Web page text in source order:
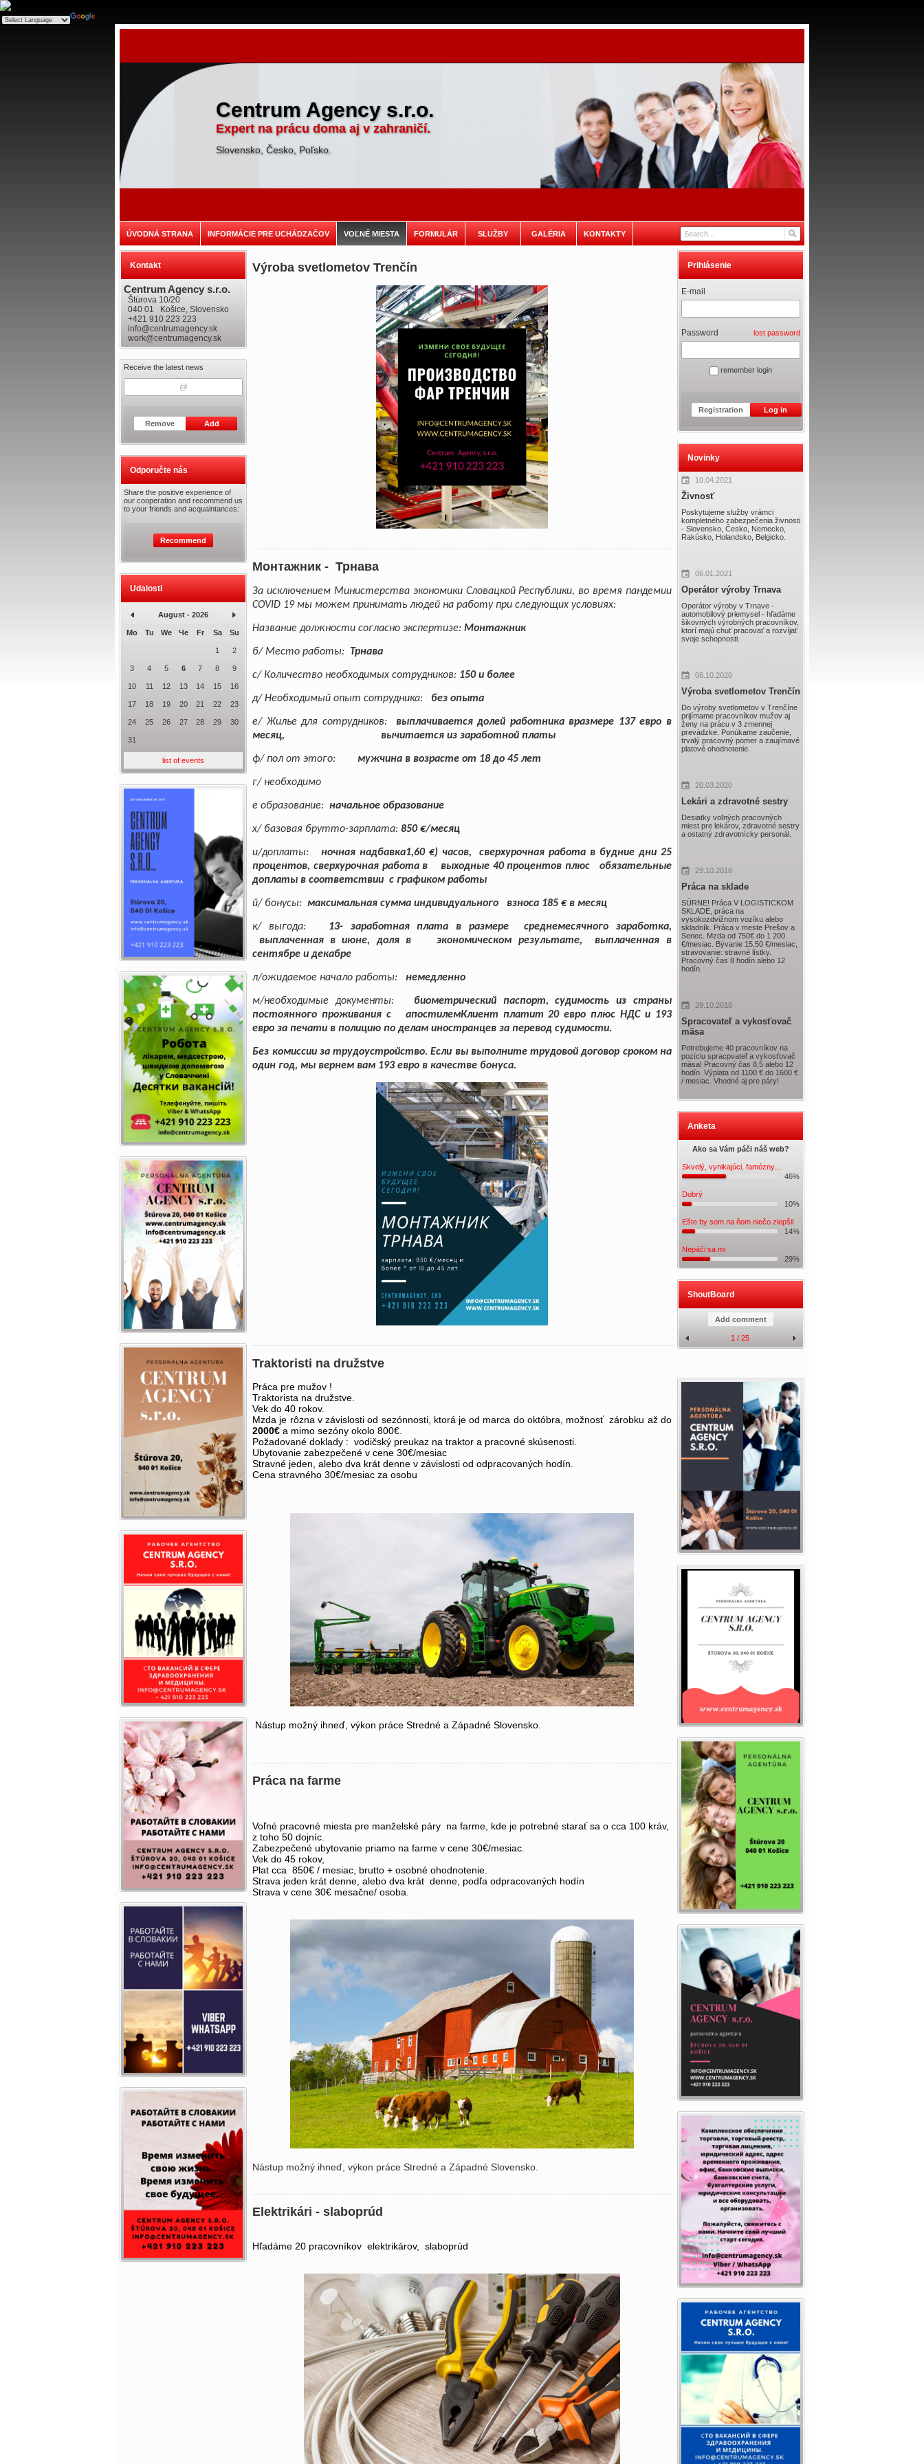
Centrum Agency s.r.o.
Expert na prácu doma aj v zahraničí.
Slovensko, Česko, Poľsko.
ÚVODNÁ STRANA INFORMÁCIE PRE UCHÁDZAČOV VOĽNÉ MIESTA FORMULÁR SLUŽBY GALÉRIA KONTAKTY
Kontakt
Centrum Agency s.r.o.
Štúrova 10/20
040 01 Košice, Slovensko
+421 910 223 223
info@centrumagency.sk
work@centrumagency.sk
Receive the latest news
Remove Add
Odporučte nás
Share the positive experience of
our cooperation and recommend us
to your friends and acquaintances:
Recommend
Udalosti
August - 2026
Mo Tu We Че Fr Sa Su
1 2
3 4 5 6 7 8 9
10 11 12 13 14 15 16
17 18 19 20 21 22 23
24 25 26 27 28 29 30
31
list of events
Prihlásenie
E-mail
Password lost password
remember login
Registration Log in
Novinky
10.04.2021
Živnosť
Poskytujeme služby vrámci
kompletného zabezpečenia živnosti
- Slovensko, Česko, Nemecko,
Rakúsko, Holandsko, Belgicko.
06.01.2021
Operátor výroby Trnava
Operátor výroby v Trnave -
automobilový priemysel - hľadáme
šikovných výrobných pracovníkov,
ktorí majú chuť pracovať a rozvíjať
svoje schopnosti.
06.10.2020
Výroba svetlometov Trenčín
Do výroby svetlometov v Trenčíne
prijímame pracovníkov mužov aj
ženy na prácu v 3 zmennej
prevádzke. Ponúkame zaučenie,
trvalý pracovný pomer a zaujímavé
platové ohodnotenie.
20.03.2020
Lekári a zdravotné sestry
Desiatky voľných pracovných
miest pre lekárov, zdravotné sestry
a ostatný zdravotnícky personál.
29.10.2018
Práca na sklade
SÚRNE! Práca V LOGISTICKOM
SKLADE, práca na
vysokozdvižnom vozíku alebo
skladník. Práca v meste Prešov a
Senec. Mzda od 750€ do 1 200
€/mesiac. Bývanie 15,50 €/mesiac,
stravovanie: stravné lístky.
Pracovný čas 8 hodín alebo 12
hodín.
29.10.2018
Spracovateľ a vykosťovač
mäsa
Potrebujeme 40 pracovníkov na
pozíciu spracpvateľ a vykosťovač
mäsa! Pracovný čas 8,5 alebo 12
hodín. Výplata od 1100 € do 1600 €
/ mesiac. Vhodné aj pre páry!
Anketa
Ako sa Vám páči náš web?
Skvelý, vynikajúci, famózny...
46%
Dobrý
10%
Ešte by som na ňom niečo zlepšil
14%
Nepáči sa mi
29%
ShoutBoard
Add comment
1 / 25
Výroba svetlometov Trenčín
Монтажник - Трнава
За исключением Министерства экономики Словацкой Республики, во время пандемии
COVID 19 мы можем принимать людей на работу при следующих условиях:
Название должности согласно экспертизе:Монтажник
б/ Место работы: Трнава
с/ Количество необходимых сотрудников: 150 и более
д/ Необходимый опыт сотрудника: без опыта
е/ Жилье для сотрудников:
выплачивается долей работника вразмере 137 евро в
месяц, вычитается из заработной платы
ф/ пол от этого: мужчина в возрасте от 18 до 45 лет
г/ необходимо
е образование: начальное образование
х/ базовая брутто-зарплата: 850 €/месяц
и/доплаты:
ночная надбавка1,60 €) часов, сверхурочная работа в будние дни 25
процентов, сверхурочная работа в выходные 40 процентов плюс обязательные
доплаты в соответствии с графиком работы
й/ бонусы: максимальная сумма индивидуального взноса 185 € в месяц
к/ выгода:
13- заработная плата в размере среднемесячного заработка,
выплаченная в июне, доля в экономическом результате, выплаченная в
сентябре и декабре
л/ожидаемое начало работы: немедленно
м/необходимые документы:
биометрический паспорт, судимость из страны
постоянного проживания с апостилемКлиент платит 20 евро плюс НДС и 193
евро за печати в полицию по делам иностранцев за перевод судимости.
Без комиссии за трудоустройство. Если вы выполните трудовой договор сроком на
один год, мы вернем вам 193 евро в качестве бонуса.
Traktoristi na družstve
Práca pre mužov !
Traktorista na družstve.
Vek do 40 rokov.
Mzda je rôzna v závislosti od sezónnosti, ktorá je od marca do októbra, možnosť zárobku až do
2000€ a mimo sezóny okolo 800€.
Požadované doklady : vodičský preukaz na traktor a pracovné skúsenosti.
Ubytovanie zabezpečené v cene 30€/mesiac
Stravné jeden, alebo dva krát denne v závislosti od odpracovaných hodín.
Cena stravného 30€/mesiac za osobu
Nástup možný ihneď, výkon práce Stredné a Západné Slovensko.
Práca na farme
Voľné pracovné miesta pre manželské páry na farme, kde je potrebné starať sa o cca 100 kráv,
z toho 50 dojníc.
Zabezpečené ubytovanie priamo na farme v cene 30€/mesiac.
Vek do 45 rokov,
Plat cca 850€ / mesiac, brutto + osobné ohodnotenie.
Strava jeden krát denne, alebo dva krát denne, podľa odpracovaných hodín
Strava v cene 30€ mesačne/ osoba.
Nástup možný ihneď, výkon práce Stredné a Západné Slovensko.
Elektrikári - slaboprúd
Hľadáme 20 pracovníkov elektrikárov, slaboprúd